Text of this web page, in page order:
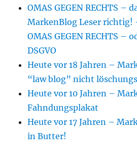
OMAS GEGEN RECHTS –
MarkenBlog Leser richtig!
OMAS GEGEN RECHTS –
DSGVO
Heute vor 18 Jahren –
“law blog” nicht
Heute vor 10 Jahren –
Fahndungsplakat
Heute vor 17 Jahren –
in Butter!